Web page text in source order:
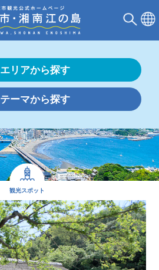
エリアから探す
テーマから探す
観光スポット